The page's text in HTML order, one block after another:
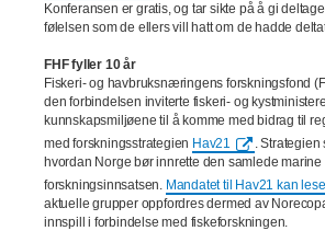
Konferansen er gratis, og tar sikte på å gi
følelsen som de ellers vill hatt om de hadde
FHF fyller 10 år
Fiskeri- og havbruksnæringens forskningsfond
den forbindelsen inviterte fiskeri- og
kunnskapsmiljøene til å komme med bidrag til
med forskningsstrategien Hav21
. Strategien
hvordan Norge bør innrette den samlede marine
forskningsinnsatsen. Mandatet til Hav21 kan
aktuelle grupper oppfordres dermed av
innspill i forbindelse med fiskeforskningen.